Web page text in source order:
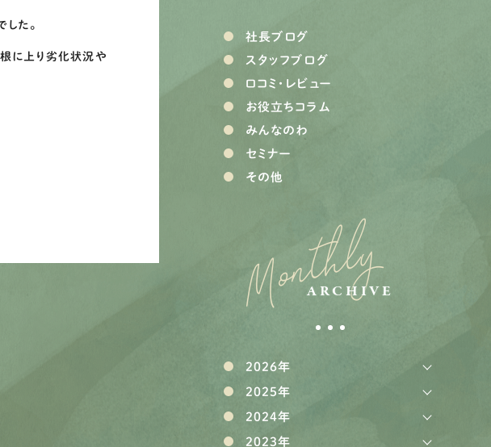
た。
に上り劣化状況や
社長ブログ
スタッフブログ
口コミ・レビュー
お役立ちコラム
みんなのわ
セミナー
その他
Monthly
ARCHIVE
2026年
2025年
2024年
2023年